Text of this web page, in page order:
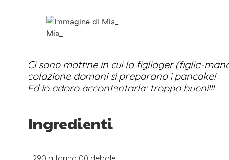
Mia_
Ci sono mattine in cui la figliager (figlia-
colazione domani si preparano i pancake!
Ed io adoro accontentarla: troppo buoni!!!
Ingredienti